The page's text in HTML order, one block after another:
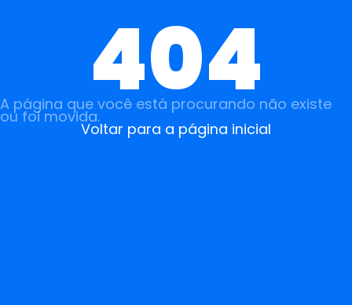
404
A página que você está procurando não existe
ou foi movida.
Voltar para a página inicial